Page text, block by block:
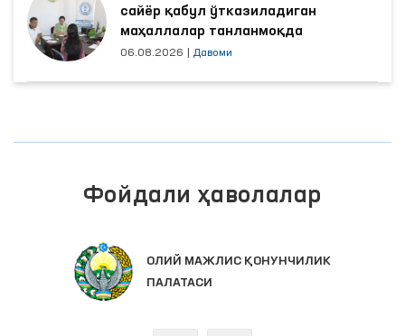
сайёр қабул ўтказиладиган
маҳаллалар танланмоқда
06.08.2026 Давоми
Фойдали ҳаволалар
ОЛИЙ МАЖЛИС ҚОНУНЧИЛИК
ПАЛАТАСИ